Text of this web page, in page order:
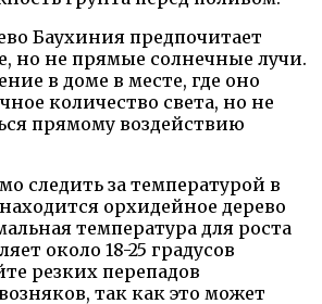
Баухиния предпочитает
но не прямые солнечные лучи.
в доме в месте, где оно
количество света, но не
прямому воздействию
следить за температурой в
орхидейное дерево
температура для роста
около 18-25 градусов
резких перепадов
так как это может